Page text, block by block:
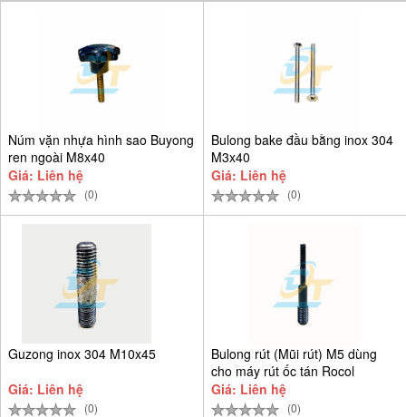
Núm vặn nhựa hình sao Buyong
ren ngoài M8x40
Giá: Liên hệ
(0)
Bulong bake đầu bằng inox 304
M3x40
Giá: Liên hệ
(0)
Guzong inox 304 M10x45
Giá: Liên hệ
(0)
Bulong rút (Mũi rút) M5 dùng
cho máy rút ốc tán Rocol
Giá: Liên hệ
(0)